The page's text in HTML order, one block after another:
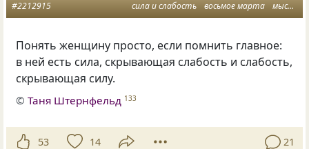
сила и слабость восьмое марта мысли
#2212915
Понять женщину просто, если помнить главное:
в ней есть сила, скрывающая слабость и слабость,
скрывающая силу.
©Таня Штернфельд 133
53 14 21